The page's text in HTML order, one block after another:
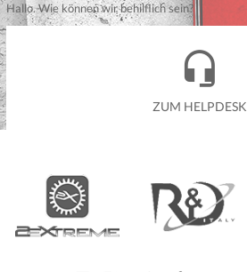
Hallo. Wie können wir behilflich sein?
ZUM HELPDESK